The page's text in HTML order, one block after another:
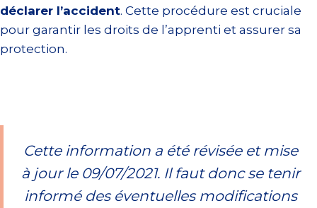
déclarer l’accident. Cette procédure est cruciale
pour garantir les droits de l’apprenti et assurer sa
protection.
Cette information a été révisée et mise
à jour le 09/07/2021. Il faut donc se tenir
informé des éventuelles modifications